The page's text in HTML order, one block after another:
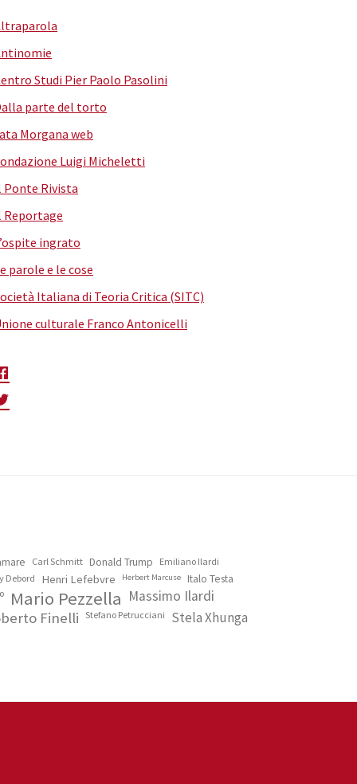
Studi Pier Paolo Pasolini
parte del torto
Morgana web
Luigi Micheletti
Ponte Rivista
Reportage
ingrato
parole e le cose
Italiana di Teoria Critica (SITC)
culturale Franco Antonicelli
Carl Schmitt Donald Trump Emiliano Ilardi
Debord Henri Lefebvre Herbert Marcuse Italo Testa
Mario Pezzella Massimo Ilardi
Finelli Stefano Petrucciani
Stela Xhunga